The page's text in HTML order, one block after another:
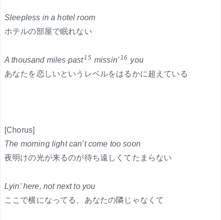
Sleepless in a hotel room
ホテルの部屋で眠れない
A thousand miles past15 missin’16 you
あなたを恋しいというレベルをはるかに超えている
[Chorus]
The morning light can’t come too soon
夜明けの光が来るのが待ち遠しくてたまらない
Lyin’ here, not next to you
ここで横になってる、あなたの隣じゃなくて